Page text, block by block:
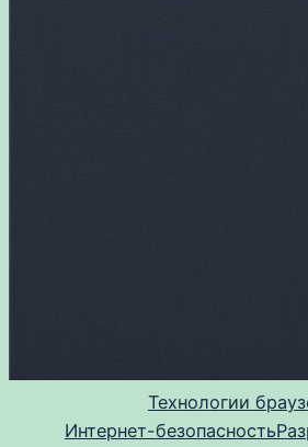
Технологии
Интернет-безопасность